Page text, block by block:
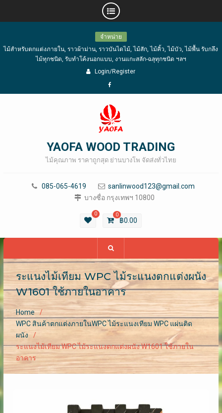
content
จำหน่าย
ไม้สำหรับตกแต่งภายใน, ราวผ้าม่าน, ราวบันไดไม้, ไม้สัก, ไม้คิ้ว, ไม้บัว, ไม้พื้น รับกลึง
ไม้ทุกชนิด, รับทำโค้งนอกแบบ, งานแกะสลัก-ฉลุทุกชนิด ฯลฯ
Login/Register
Facebook
YAOFA WOOD TRADING
ไม้คุณภาพ ราคาถูกสุด ย่านบางโพ จัดส่งทั่วไทย
085-065-4619
sanlinwood123@gmail.com
บางซื่อ กรุงเทพฯ 10800
0 0
฿0.00
ระแนงไม้เทียม WPC ไม้ระแนงตกแต่งผนัง
W1601 ใช้ภายในอาคาร
Home
WPC สินค้าตกแต่งภายในWPC ไม้ระแนงเทียม WPC แผ่นติด
ผนัง
ระแนงไม้เทียม WPC ไม้ระแนงตกแต่งผนัง W1601 ใช้ภายใน
อาคาร